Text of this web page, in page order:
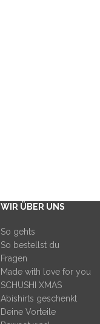
WIR ÜBER UNS
So gehts
So bestellst du
Fragen
Made with love for you
SCHUSHI XMAS
Abishirts geschenkt
Deine Vorteile